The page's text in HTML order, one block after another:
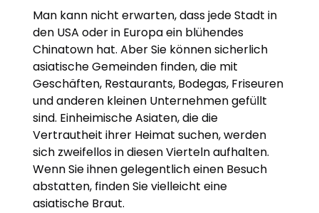
Man kann nicht erwarten, dass jede Stadt in
den USA oder in Europa ein blühendes
Chinatown hat. Aber Sie können sicherlich
asiatische Gemeinden finden, die mit
Geschäften, Restaurants, Bodegas, Friseuren
und anderen kleinen Unternehmen gefüllt
sind. Einheimische Asiaten, die die
Vertrautheit ihrer Heimat suchen, werden
sich zweifellos in diesen Vierteln aufhalten.
Wenn Sie ihnen gelegentlich einen Besuch
abstatten, finden Sie vielleicht eine
asiatische Braut.